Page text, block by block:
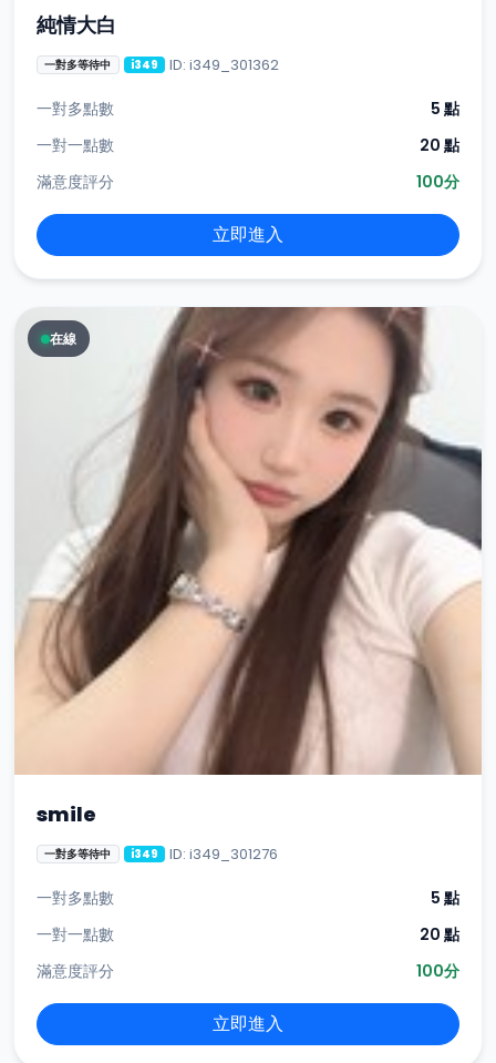
純情大白
一對多等待中 i349 ID: i349_301362
一對多點數
5 點
一對一點數
20 點
滿意度評分
100分
立即進入
在線
smile
一對多等待中 i349 ID: i349_301276
一對多點數
5 點
一對一點數
20 點
滿意度評分
100分
立即進入